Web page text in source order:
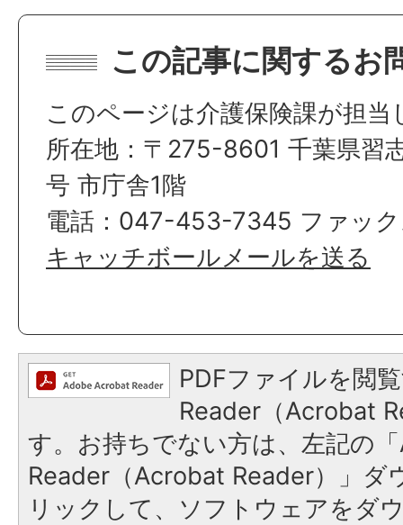
この記事に関するお
このページは介護保険課が担当
所在地：〒275-8601 千葉県習
号 市庁舎1階
電話：047-453-7345 ファッ
キャッチボールメールを送る
PDFファイルを閲
Reader（Acrobat
す。お持ちでない方は、左記の
Reader（Acrobat Reader）」ダ
リックして、ソフトウェアをダ